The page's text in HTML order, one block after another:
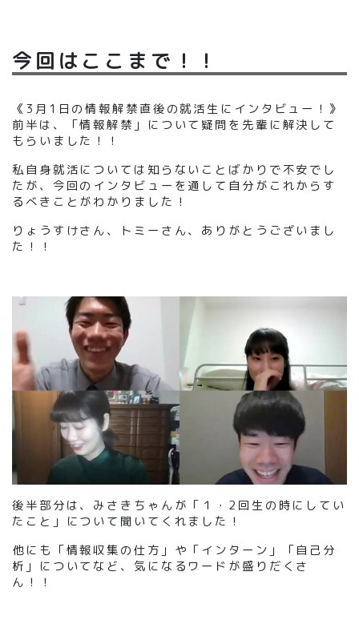
今回はここまで！！
《3月1日の情報解禁直後の就活生にインタビュー！》
前半は、「情報解禁」について疑問を先輩に解決して
もらいました！！
私自身就活については知らないことばかりで不安でし
たが、今回のインタビューを通して自分がこれからす
るべきことがわかりました！
りょうすけさん、トミーさん、ありがとうございまし
た！！
後半部分は、みさきちゃんが「１・2回生の時にしてい
たこと」について聞いてくれました！
他にも「情報収集の仕方」や「インターン」「自己分
析」についてなど、気になるワードが盛りだくさ
ん！！